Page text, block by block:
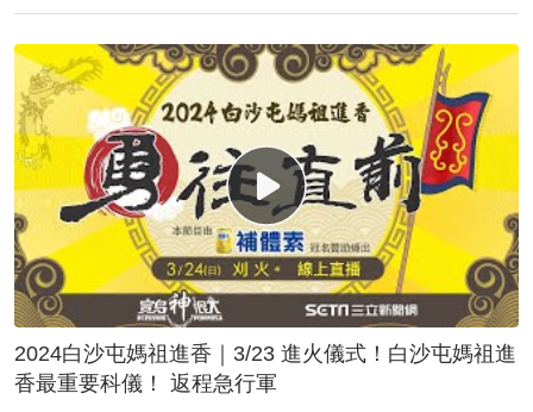
2024白沙屯媽祖進香｜3/23 進火儀式！白沙屯媽祖進
香最重要科儀！ 返程急行軍